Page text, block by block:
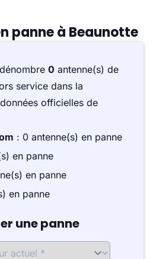
panne à Beaunotte
0 antenne(s) de
service dans la
officielles de
: 0 antenne(s) en panne
en panne
en panne
en panne
une panne